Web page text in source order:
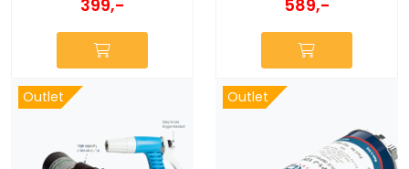
399,- 589,-
Outlet Outlet